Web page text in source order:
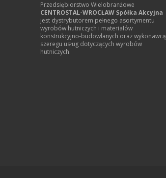
Przedsiębiorstwo Wielobranżowe
CENTROSTAL-WROCŁAW Spółka Akcyjna
jest dystrybutorem pełnego asortymentu
wyrobów hutniczych i materiałów
konstrukcyjno-budowlanych oraz wykonawcą
szeregu usług dotyczących wyrobów
hutniczych.